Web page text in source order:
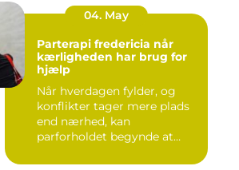
04. May
Parterapi fredericia når
kærligheden har brug for
hjælp
Når hverdagen fylder, og
konflikter tager mere plads
end nærhed, kan
parforholdet begynde at